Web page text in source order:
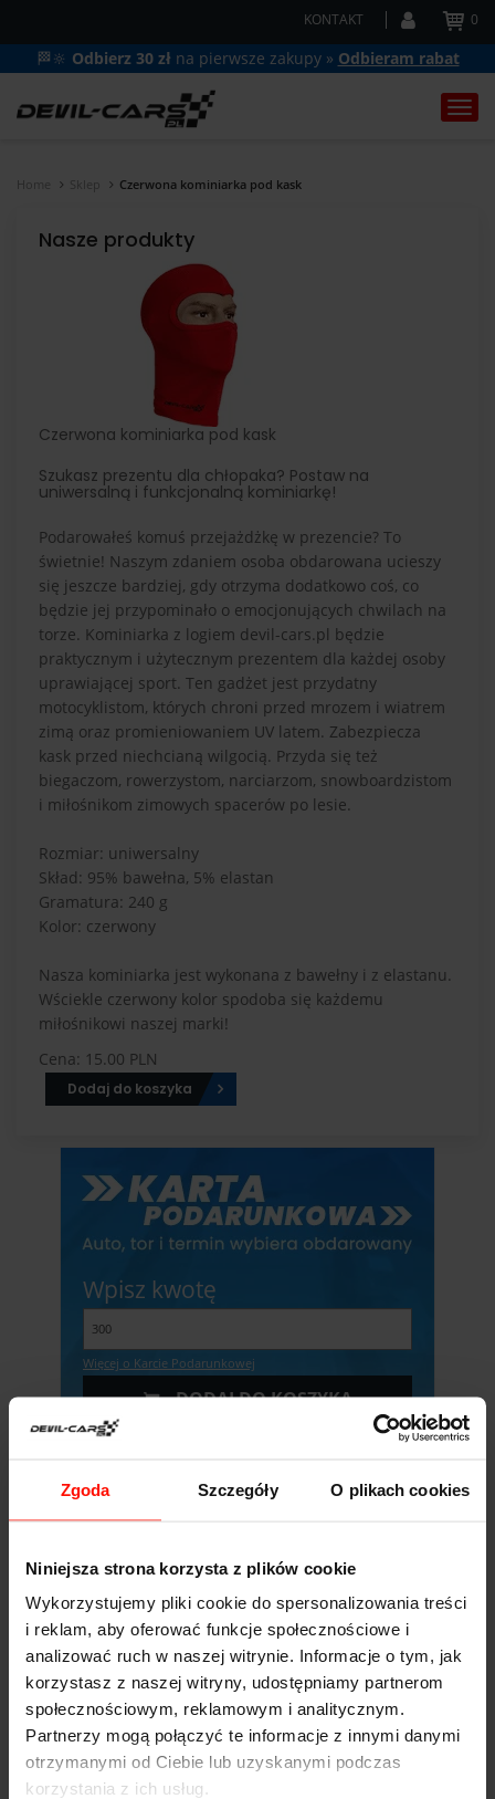
Zgoda Szczegóły O plikach cookies
Niniejsza strona korzysta z plików cookie
Wykorzystujemy pliki cookie do spersonalizowania treści
i reklam, aby oferować funkcje społecznościowe i
analizować ruch w naszej witrynie. Informacje o tym, jak
korzystasz z naszej witryny, udostępniamy partnerom
społecznościowym, reklamowym i analitycznym.
Partnerzy mogą połączyć te informacje z innymi danymi
otrzymanymi od Ciebie lub uzyskanymi podczas
korzystania z ich usług.
KONTAKT 0
🏁🔆 Odbierz 30 zł na pierwsze zakupy » Odbieram rabat
Home Sklep Czerwona kominiarka pod kask
Nasze produkty
Czerwona kominiarka pod kask
Szukasz prezentu dla chłopaka? Postaw na
uniwersalną i funkcjonalną kominiarkę!
Podarowałeś komuś przejażdżkę w prezencie? To
świetnie! Naszym zdaniem osoba obdarowana ucieszy
się jeszcze bardziej, gdy otrzyma dodatkowo coś, co
będzie jej przypominało o emocjonujących chwilach na
torze. Kominiarka z logiem devil-cars.pl będzie
praktycznym i użytecznym prezentem dla każdej osoby
uprawiającej sport. Ten gadżet jest przydatny
motocyklistom, których chroni przed mrozem i wiatrem
zimą oraz promieniowaniem UV latem. Zabezpiecza
kask przed niechcianą wilgocią. Przyda się też
biegaczom, rowerzystom, narciarzom, snowboardzistom
i miłośnikom zimowych spacerów po lesie.
Rozmiar: uniwersalny
Skład: 95% bawełna, 5% elastan
Gramatura: 240 g
Kolor: czerwony
Nasza kominiarka jest wykonana z bawełny i z elastanu.
Wściekle czerwony kolor spodoba się każdemu
miłośnikowi naszej marki!
Cena: 15.00 PLN
Dodaj do koszyka
Wpisz kwotę
Więcej o Karcie Podarunkowej
DODAJ DO KOSZYKA